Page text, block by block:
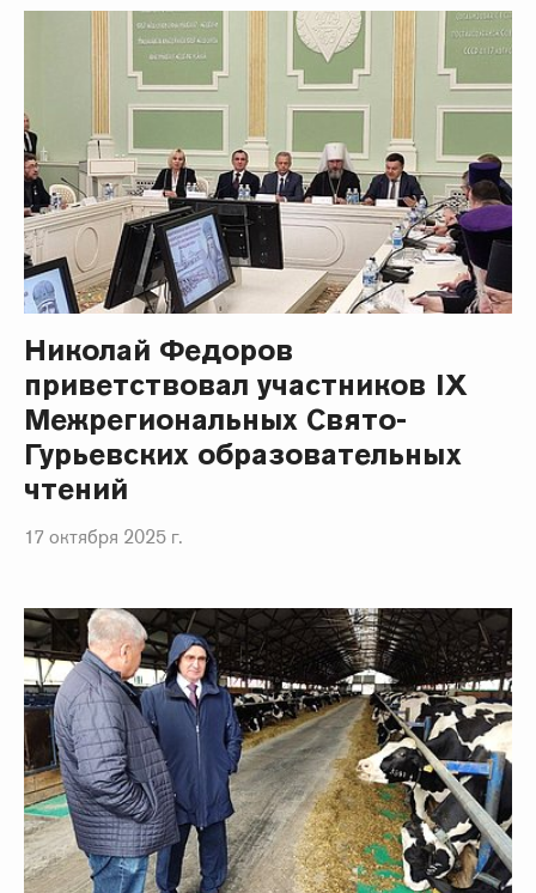
Николай Федоров
приветствовал участников IX
Межрегиональных Свято-
Гурьевских образовательных
чтений
17 октября 2025 г.